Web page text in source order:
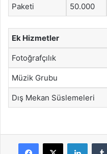
Paketi
50.000
Ek Hizmetler
Fotoğrafçılık
Müzik Grubu
Dış Mekan Süslemeleri
Facebook
X